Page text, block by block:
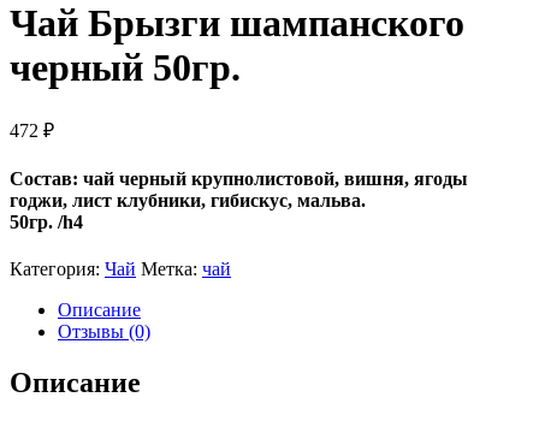
Чай Брызги шампанского
черный 50гр.
472 ₽
Состав: чай черный крупнолистовой, вишня, ягоды
годжи, лист клубники, гибискус, мальва.
50гр. /h4
Категория: Чай Метка: чай
Описание
Отзывы (0)
Описание